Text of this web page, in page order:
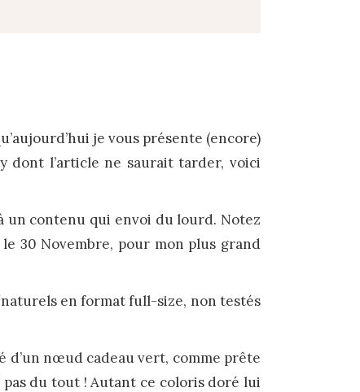
je vous présente (encore)
dont l’article ne saurait tarder, voici
un contenu qui envoi du lourd. Notez
30 Novembre, pour mon plus grand
en format full-size, non testés
d’un nœud cadeau vert, comme prête
du tout ! Autant ce coloris doré lui